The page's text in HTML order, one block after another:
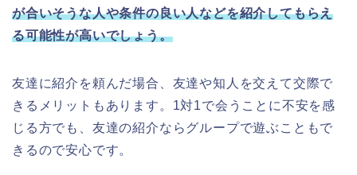
が合いそうな人や条件の良い人などを紹介してもらえ
る可能性が高いでしょう。
友達に紹介を頼んだ場合、友達や知人を交えて交際で
きるメリットもあります。1対1で会うことに不安を感
じる方でも、友達の紹介ならグループで遊ぶこともで
きるので安心です。